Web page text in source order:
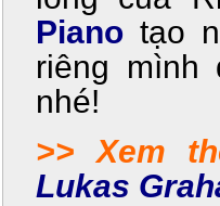
Piano tạo
riêng
nhé!
>> Xem
Lukas